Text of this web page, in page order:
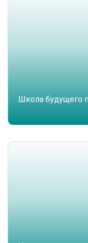
Школа будущего